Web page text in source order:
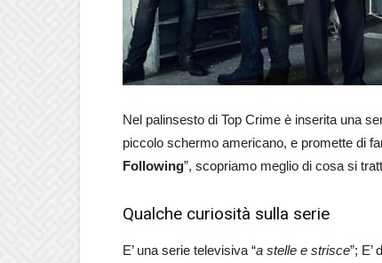
Nel palinsesto di Top Crime è inserita una
piccolo schermo americano, e promette di
Following”, scopriamo meglio di cosa si
Qualche curiosità sulla serie
E’ una serie televisiva “a stelle e strisce”; E’